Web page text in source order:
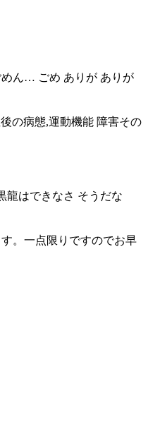
ん… ごめ ありが ありが
の病態,運動機能 障害その
龍はできなさ そうだな
。一点限りですのでお早